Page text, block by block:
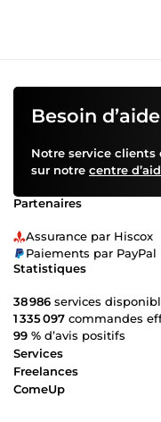
Besoin
Notre service clients
sur notre centre
Partenaires
Assurance par Hiscox
Paiements par PayPal
Statistiques
38 986 services
1 335 097 commandes
99 % d’avis positifs
Services
Freelances
ComeUp